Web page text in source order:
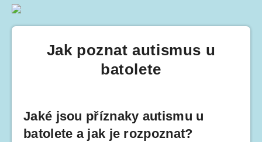
Jak poznat autismus u
batolete
Jaké jsou příznaky autismu u
batolete a jak je rozpoznat?